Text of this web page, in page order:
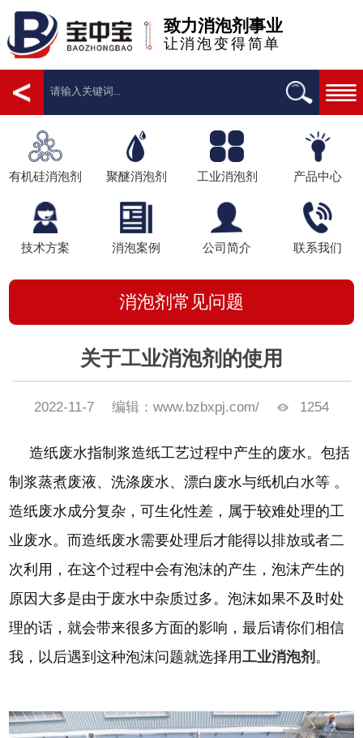
致力消泡剂事业
让消泡变得简单
有机硅消泡剂 聚醚消泡剂 工业消泡剂 产品中心
技术方案 消泡案例 公司简介 联系我们
消泡剂常见问题
关于工业消泡剂的使用
2022-11-7 编辑：www.bzbxpj.com/ 1254
造纸废水指制浆造纸工艺过程中产生的废水。包括
制浆蒸煮废液、洗涤废水、漂白废水与纸机白水等 。
造纸废水成分复杂，可生化性差，属于较难处理的工
业废水。而造纸废水需要处理后才能得以排放或者二
次利用，在这个过程中会有泡沫的产生，泡沫产生的
原因大多是由于废水中杂质过多。泡沫如果不及时处
理的话，就会带来很多方面的影响，最后请你们相信
我，以后遇到这种泡沫问题就选择用工业消泡剂 。